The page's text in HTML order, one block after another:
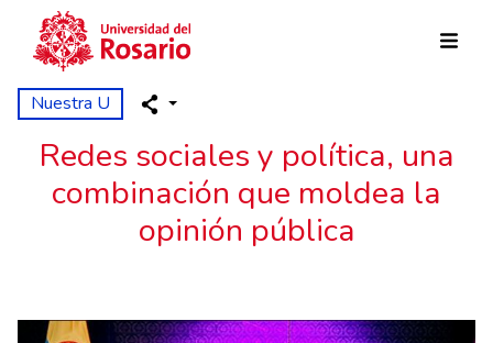
Skip to main content
Nuestra U
Redes sociales y política, una
combinación que moldea la
opinión pública